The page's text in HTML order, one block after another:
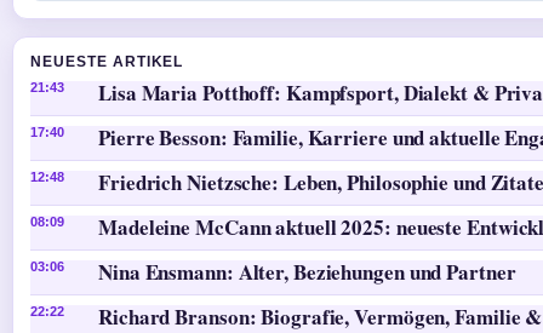
NEUESTE ARTIKEL
21:43 Lisa Maria Potthoff: Kampfsport, Dialekt &
17:40 Pierre Besson: Familie, Karriere und aktuelle
12:48 Friedrich Nietzsche: Leben, Philosophie und Zitate
08:09 Madeleine McCann aktuell 2025: neueste
03:06 Nina Ensmann: Alter, Beziehungen und Partner
22:22 Richard Branson: Biografie, Vermögen, Familie